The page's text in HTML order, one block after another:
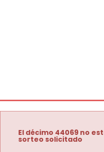
El décimo 44069 no
sorteo solicitado